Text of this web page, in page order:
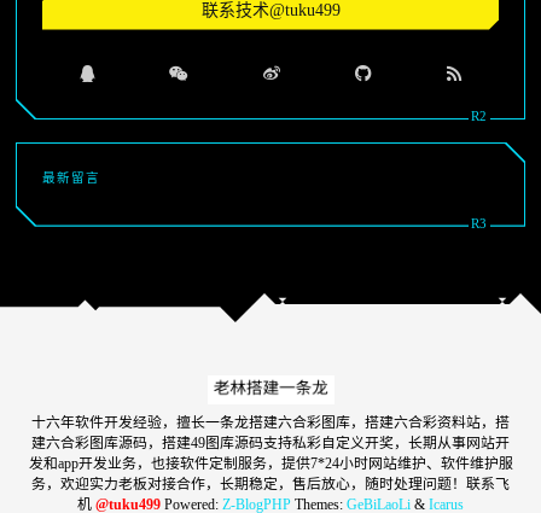
联系技术@tuku499
最新留言
十六年软件开发经验，擅长一条龙搭建六合彩图库，搭建六合彩资料站，搭
建六合彩图库源码，搭建49图库源码支持私彩自定义开奖，长期从事网站开
发和app开发业务，也接软件定制服务，提供7*24小时网站维护、软件维护服
务，欢迎实力老板对接合作，长期稳定，售后放心，随时处理问题！联系飞
机 @tuku499 Powered: Z-BlogPHP Themes: GeBiLaoLi & Icarus